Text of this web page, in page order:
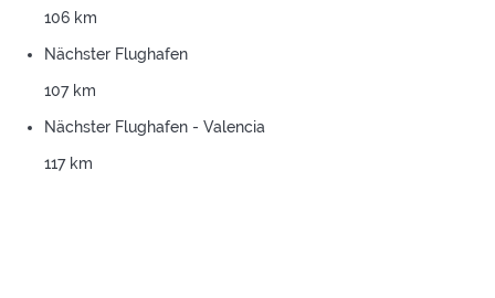
106 km
Nächster Flughafen
107 km
Nächster Flughafen - Valencia
117 km